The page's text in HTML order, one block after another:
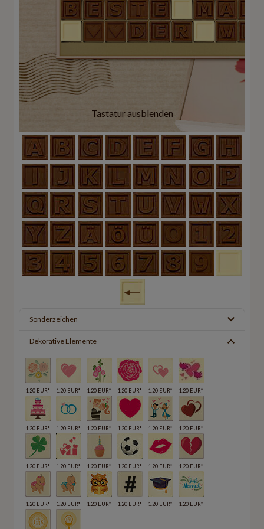
Tastatur ausblenden
Sonderzeichen
Dekorative Elemente
1.20 EUR* 1.20 EUR* 1.20 EUR* 1.20 EUR* 1.20 EUR* 1.20 EUR*
1.20 EUR* 1.20 EUR* 1.20 EUR* 1.20 EUR* 1.20 EUR* 1.20 EUR*
1.20 EUR* 1.20 EUR* 1.20 EUR* 1.20 EUR* 1.20 EUR* 1.20 EUR*
1.20 EUR* 1.20 EUR* 1.20 EUR* 1.20 EUR* 1.20 EUR* 1.20 EUR*